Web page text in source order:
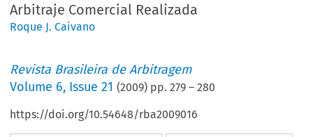
Arbitraje Comercial Realizada
Roque J. Caivano
Revista Brasileira de Arbitragem
Volume 6, Issue 21 (2009) pp.279 –280
https://doi.org/10.54648/rba2009016